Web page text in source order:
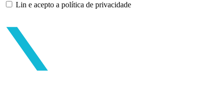
Lin e acepto a política de privacidade